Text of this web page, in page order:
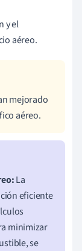
y el
aéreo.
mejorado
aéreo.
La
eficiente
minimizar
se